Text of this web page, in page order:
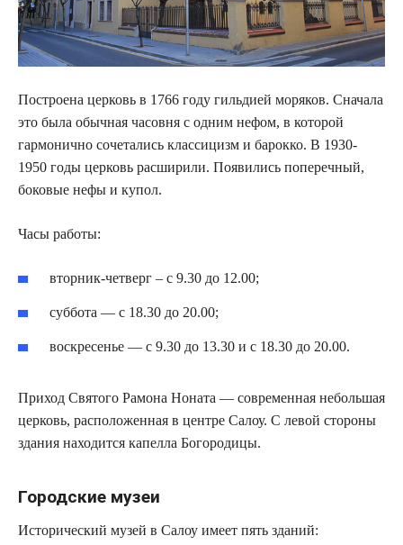
Построена церковь в 1766 году гильдией моряков. Сначала
это была обычная часовня с одним нефом, в которой
гармонично сочетались классицизм и барокко. В 1930-
1950 годы церковь расширили. Появились поперечный,
боковые нефы и купол.
Часы работы:
вторник-четверг – с 9.30 до 12.00;
суббота — с 18.30 до 20.00;
воскресенье — с 9.30 до 13.30 и с 18.30 до 20.00.
Приход Святого Рамона Ноната — современная небольшая
церковь, расположенная в центре Салоу. С левой стороны
здания находится капелла Богородицы.
Городские музеи
Исторический музей в Салоу имеет пять зданий: